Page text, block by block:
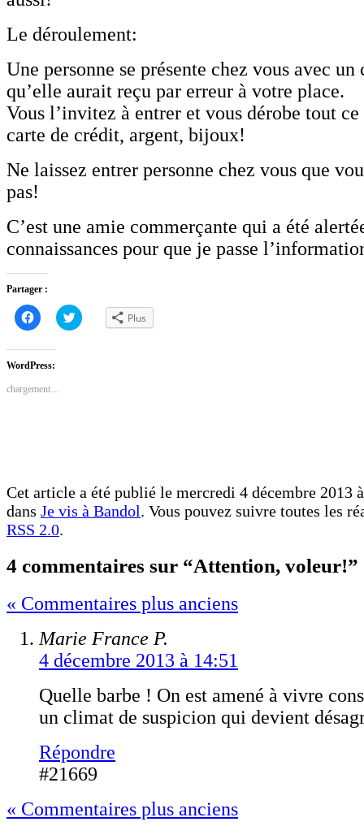
Le déroulement:
Une personne se présente chez vous avec
qu’elle aurait reçu par erreur à votre place.
Vous l’invitez à entrer et vous dérobe tout
carte de crédit, argent, bijoux!
Ne laissez entrer personne chez vous que
pas!
C’est une amie commerçante qui a été
connaissances pour que je passe
Partager :
Cliquez
pour
partager
Facebook(ouvre
dans
une
fenêtre)
Cliquez
pour Plus
WordPress:
chargement…
Cet article a été publié le mercredi 4 décembre 2013
dans Je vis à Bandol. Vous pouvez suivre toutes les
RSS 2.0.
4 commentaires sur “Attention, voleur!”
« Commentaires plus anciens
Marie France P.
4 décembre 2013 à 14:51
Quelle barbe ! On est amené à vivre
un climat de suspicion qui devient
Répondre
#21669
« Commentaires plus anciens